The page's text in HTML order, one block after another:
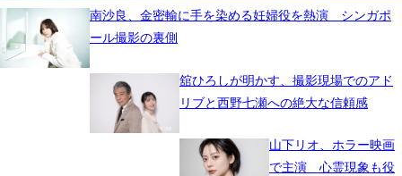
南沙良、金密輸に手を染める妊婦役を熱演 シンガポ
ール撮影の裏側
舘ひろしが明かす、撮影現場でのアド
リブと西野七瀬への絶大な信頼感
山下リオ、ホラー映画
で主演 心霊現象も役